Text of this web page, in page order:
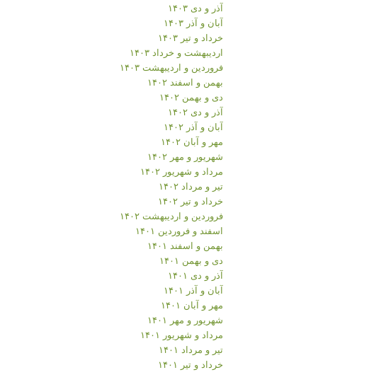
آذر و دی ۱۴۰۳
آبان و آذر ۱۴۰۳
خرداد و تیر ۱۴۰۳
اردیبهشت و خرداد ۱۴۰۳
فروردین و اردیبهشت ۱۴۰۳
بهمن و اسفند ۱۴۰۲
دی و بهمن ۱۴۰۲
آذر و دی ۱۴۰۲
آبان و آذر ۱۴۰۲
مهر و آبان ۱۴۰۲
شهریور و مهر ۱۴۰۲
مرداد و شهریور ۱۴۰۲
تیر و مرداد ۱۴۰۲
خرداد و تیر ۱۴۰۲
فروردین و اردیبهشت ۱۴۰۲
اسفند و فروردین ۱۴۰۱
بهمن و اسفند ۱۴۰۱
دی و بهمن ۱۴۰۱
آذر و دی ۱۴۰۱
آبان و آذر ۱۴۰۱
مهر و آبان ۱۴۰۱
شهریور و مهر ۱۴۰۱
مرداد و شهریور ۱۴۰۱
تیر و مرداد ۱۴۰۱
خرداد و تیر ۱۴۰۱